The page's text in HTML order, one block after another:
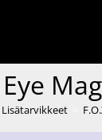
Eye
Lisätarvikkeet